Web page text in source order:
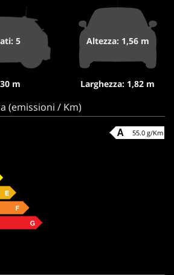
5
m
Altezza: 1,56 m
Larghezza: 1,82 m
(emissioni / Km)
55.0 g/Km